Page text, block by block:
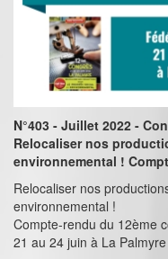
N°403 - Juillet 2022 -
Relocaliser nos
environnemental !
Relocaliser nos
environnemental !
Compte-rendu du 12ème
21 au 24 juin à La